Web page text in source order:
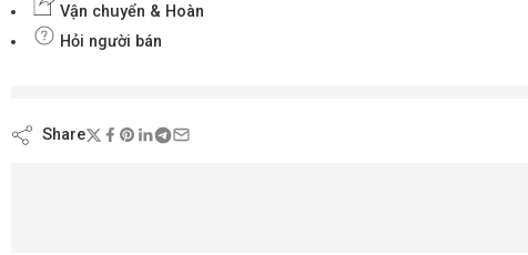
Vận chuyển & Hoàn
Hỏi người bán
Share